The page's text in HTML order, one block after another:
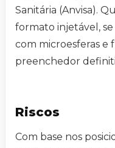
Sanitária (Anvisa).
formato injetável,
com microesferas e
preenchedor
Riscos
Com base nos